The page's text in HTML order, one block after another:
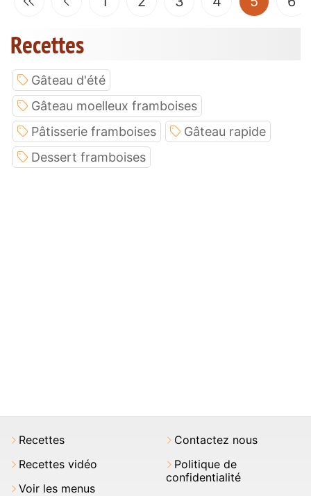
Recettes
Gâteau d'été
Gâteau moelleux framboises
Pâtisserie framboises
Gâteau rapide
Dessert framboises
Recettes
Recettes vidéo
Voir les menus
Contactez nous
Politique de
confidentialité